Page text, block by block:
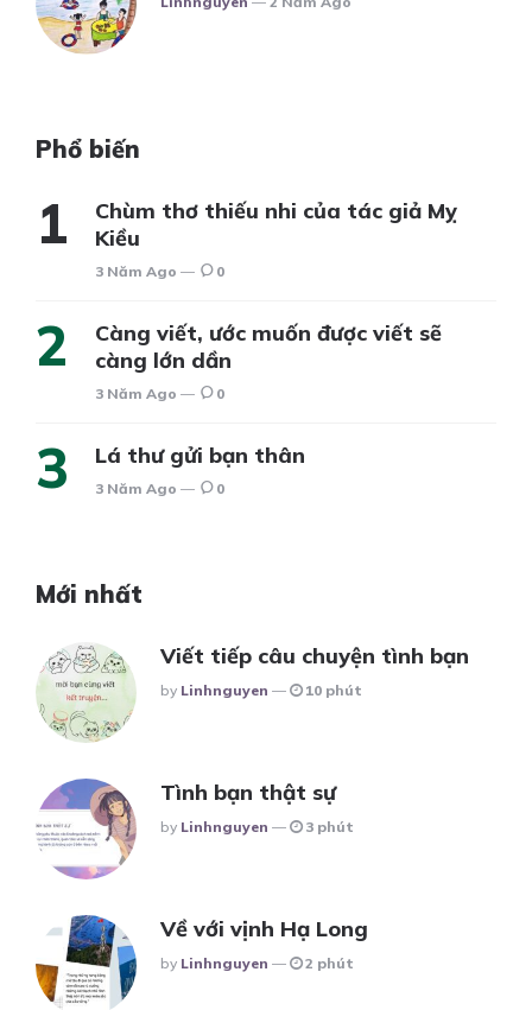
Phổ biến
Chùm thơ thiếu nhi của tác giả Mỵ
Kiều
3 Năm Ago 0
Càng viết, ước muốn được viết sẽ
càng lớn dần
3 Năm Ago 0
Lá thư gửi bạn thân
3 Năm Ago 0
Mới nhất
Viết tiếp câu chuyện tình bạn
Posted
By Linhnguyen 10 phút
Tình bạn thật sự
Posted
By Linhnguyen 3 phút
Về với vịnh Hạ Long
Posted
By Linhnguyen 2 phút